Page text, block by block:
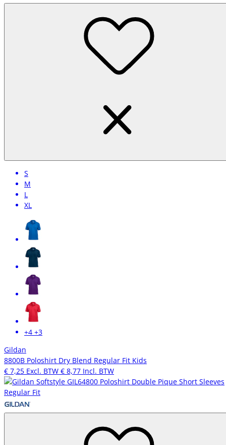
S
M
L
XL
+4 +3
Gildan
8800B Poloshirt Dry Blend Regular Fit Kids
€ 7,25 Excl. BTW € 8,77 Incl. BTW